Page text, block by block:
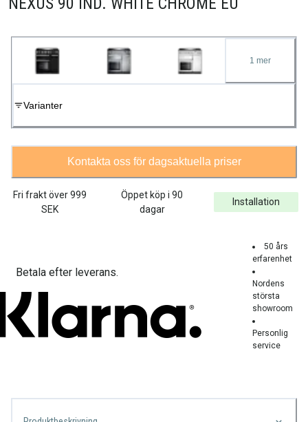
1 mer
Varianter
Kontakta oss för dagsaktuella priser
Fri frakt över999
SEK
Öppet köp i 90
dagar
Installation
Betala efter leverans.
50 års
erfarenhet
Nordens
största
showroom
Personlig
service